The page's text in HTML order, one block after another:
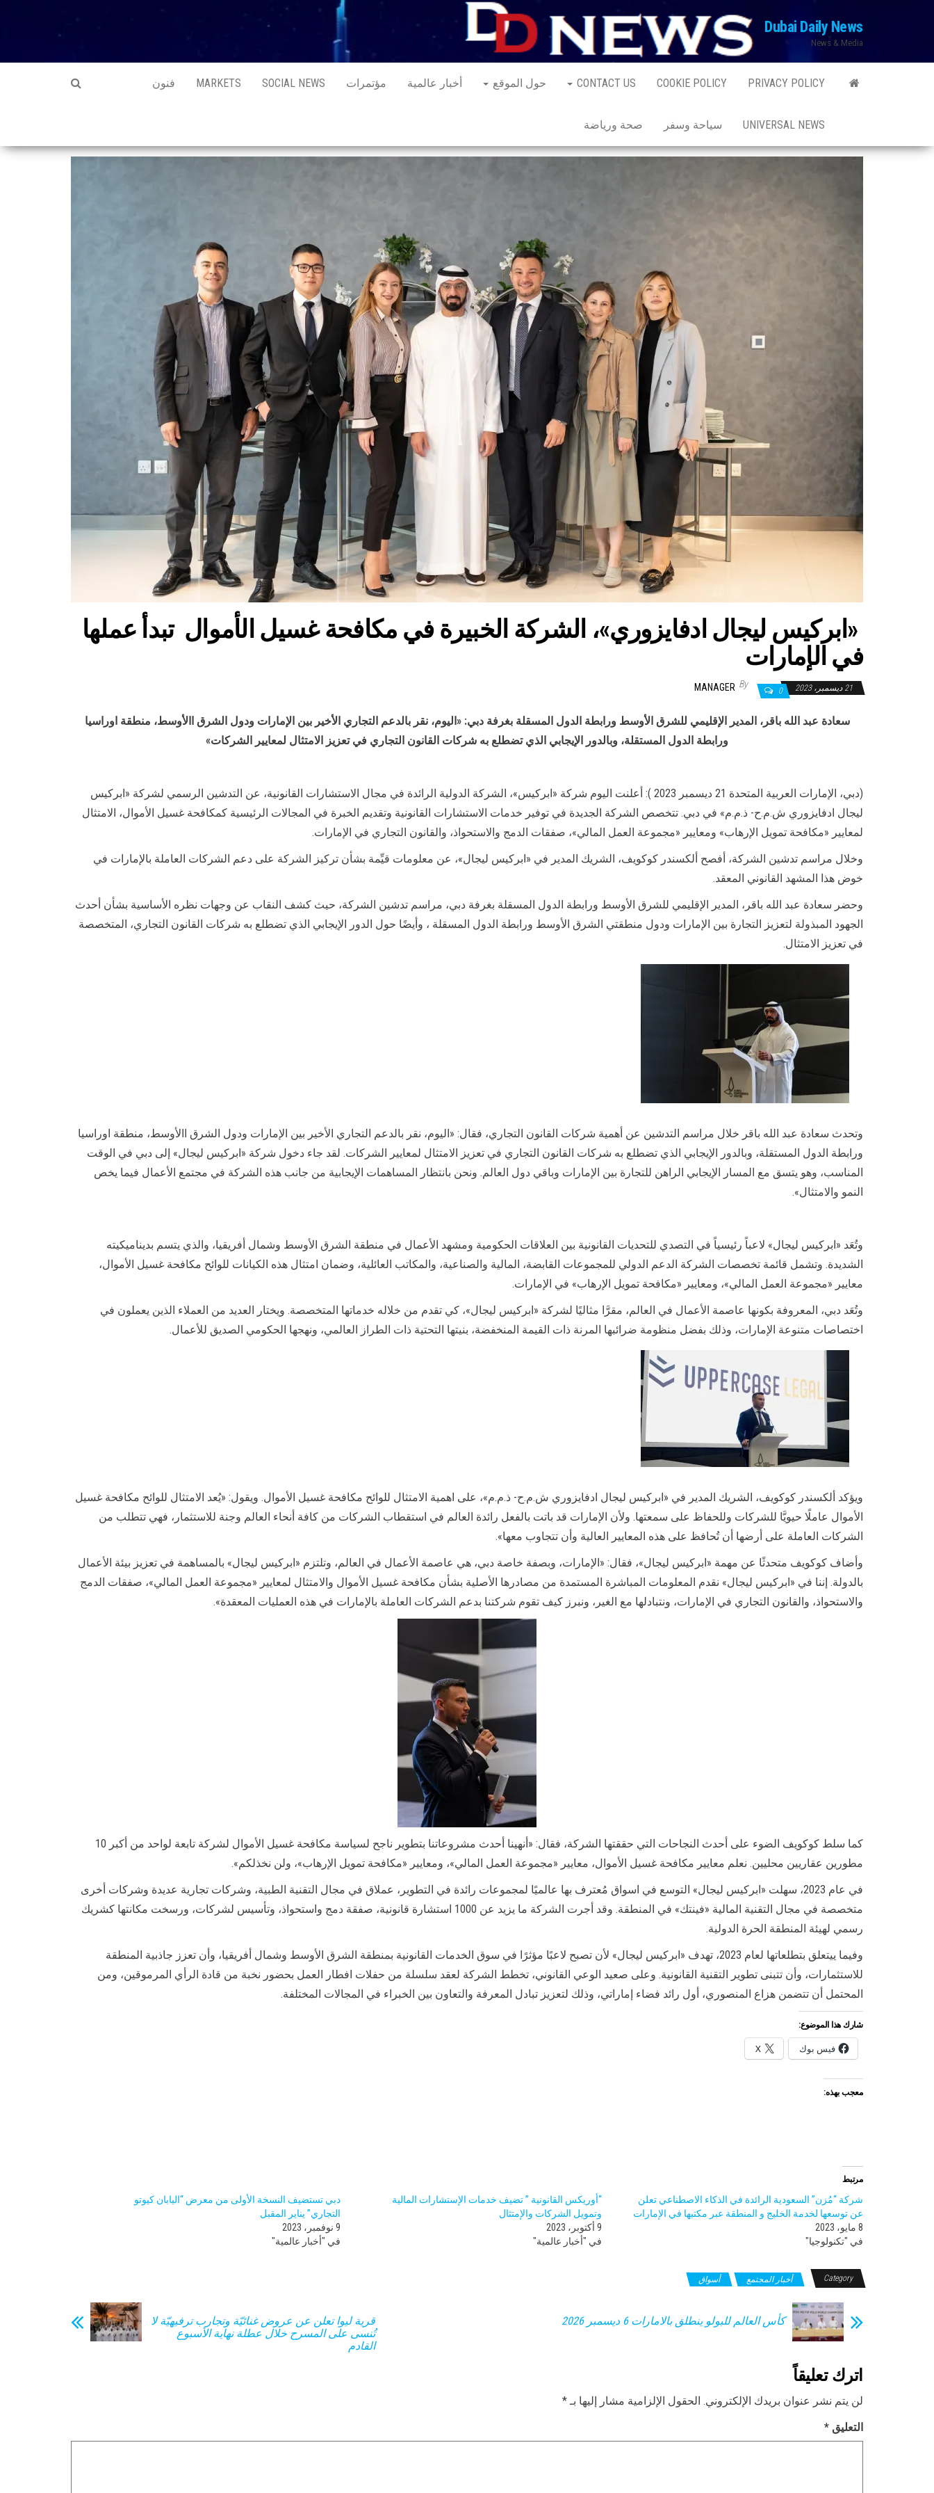
content
Dubai Daily News
News & Media
PRIVACY POLICY
COOKIE POLICY
CONTACT US حول الموقع أخبار عالمية مؤتمرات SOCIAL NEWS
MARKETS فنون
UNIVERSAL NEWS سياحة وسفر صحة ورياضة
«ابركيس ليجال ادفايزوري»، الشركة الخبيرة في مكافحة غسيل الأموال تبدأ عملها
في الإمارات
21 ديسمبر، 2023 0
By
MANAGER
سعادة عبد الله باقر، المدير الإقليمي للشرق الأوسط ورابطة الدول المسقلة بغرفة دبي: «اليوم، نقر بالدعم التجاري الأخير بين الإمارات ودول الشرق االأوسط، منطقة اوراسيا
ورابطة الدول المستقلة، وبالدور الإيجابي الذي تضطلع به شركات القانون التجاري في تعزيز الامتثال لمعايير الشركات»
(دبي، الإمارات العربية المتحدة 21 ديسمبر 2023 ): أعلنت اليوم شركة «ابركيس»، الشركة الدولية الرائدة في مجال الاستشارات القانونية، عن التدشين الرسمي لشركة «ابركيس
ليجال ادفايزوري ش.م.ح- ذ.م.م» في دبي. تتخصص الشركة الجديدة في توفير خدمات الاستشارات القانونية وتقديم الخبرة في المجالات الرئيسية كمكافحة غسيل الأموال، الامتثال
لمعايير «مكافحة تمويل الإرهاب» ومعايير «مجموعة العمل المالي»، صفقات الدمج والاستحواذ، والقانون التجاري في الإمارات.
وخلال مراسم تدشين الشركة، أفصح ألكسندر كوكويف، الشريك المدير في «ابركيس ليجال»، عن معلومات قيِّمة بشأن تركيز الشركة على دعم الشركات العاملة بالإمارات في
خوض هذا المشهد القانوني المعقد.
وحضر سعادة عبد الله باقر، المدير الإقليمي للشرق الأوسط ورابطة الدول المسقلة بغرفة دبي، مراسم تدشين الشركة، حيث كشف النقاب عن وجهات نظره الأساسية بشأن أحدث
الجهود المبذولة لتعزيز التجارة بين الإمارات ودول منطقتي الشرق الأوسط ورابطة الدول المسقلة ، وأيضًا حول الدور الإيجابي الذي تضطلع به شركات القانون التجاري، المتخصصة
في تعزيز الامتثال.
وتحدث سعادة عبد الله باقر خلال مراسم التدشين عن أهمية شركات القانون التجاري، فقال: «اليوم، نقر بالدعم التجاري الأخير بين الإمارات ودول الشرق االأوسط، منطقة اوراسيا
ورابطة الدول المستقلة، وبالدور الإيجابي الذي تضطلع به شركات القانون التجاري في تعزيز الامتثال لمعايير الشركات. لقد جاء دخول شركة «ابركيس ليجال» إلى دبي في الوقت
المناسب، وهو يتسق مع المسار الإيجابي الراهن للتجارة بين الإمارات وباقي دول العالم. ونحن بانتظار المساهمات الإيجابية من جانب هذه الشركة في مجتمع الأعمال فيما يخص
النمو والامتثال».
وتُعَد «ابركيس ليجال» لاعباً رئيسياً في التصدي للتحديات القانونية بين العلاقات الحكومية ومشهد الأعمال في منطقة الشرق الأوسط وشمال أفريقيا، والذي يتسم بديناميكيته
الشديدة. وتشمل قائمة تخصصات الشركة الدعم الدولي للمجموعات القابضة، المالية والصناعية، والمكاتب العائلية، وضمان امتثال هذه الكيانات للوائح مكافحة غسيل الأموال،
معايير «مجموعة العمل المالي»، ومعايير «مكافحة تمويل الإرهاب» في الإمارات.
وتُعَد دبي، المعروفة بكونها عاصمة الأعمال في العالم، مقرَّا مثاليًا لشركة «ابركيس ليجال»، كي تقدم من خلاله خدماتها المتخصصة. ويختار العديد من العملاء الذين يعملون في
اختصاصات متنوعة الإمارات، وذلك بفضل منظومة ضرائبها المرنة ذات القيمة المنخفضة، بنيتها التحتية ذات الطراز العالمي، ونهجها الحكومي الصديق للأعمال.
ويؤكد ألكسندر كوكويف، الشريك المدير في «ابركيس ليجال ادفايزوري ش.م.ح- ذ.م.م»، على اهمية الامتثال للوائح مكافحة غسيل الأموال. ويقول: «يُعد الامتثال للوائح مكافحة غسيل
الأموال عاملًا حيويَّا للشركات وللحفاظ على سمعتها. ولأن الإمارات قد باتت بالفعل رائدة العالم في استقطاب الشركات من كافة أنحاء العالم وجنة للاستثمار، فهي تتطلب من
الشركات العاملة على أرضها أن تُحافظ على هذه المعايير العالية وأن تتجاوب معها».
وأضاف كوكويف متحدثًا عن مهمة «ابركيس ليجال»، فقال: «الإمارات، وبصفة خاصة دبي، هي عاصمة الأعمال في العالم، وتلتزم «ابركيس ليجال» بالمساهمة في تعزيز بيئة الأعمال
بالدولة. إننا في «ابركيس ليجال» نقدم المعلومات المباشرة المستمدة من مصادرها الأصلية بشأن مكافحة غسيل الأموال والامتثال لمعايير «مجموعة العمل المالي»، صفقات الدمج
والاستحواذ، والقانون التجاري في الإمارات، ونتبادلها مع الغير، ونبرز كيف تقوم شركتنا بدعم الشركات العاملة بالإمارات في هذه العمليات المعقدة».
كما سلط كوكويف الضوء على أحدث النجاحات التي حققتها الشركة، فقال: «أنهينا أحدث مشروعاتنا بتطوير ناجح لسياسة مكافحة غسيل الأموال لشركة تابعة لواحد من أكبر 10
مطورين عقاريين محليين. نعلم معايير مكافحة غسيل الأموال، معايير «مجموعة العمل المالي»، ومعايير «مكافحة تمويل الإرهاب»، ولن نخذلكم».
في عام 2023، سهلت «ابركيس ليجال» التوسع في اسواق مُعترف بها عالميًا لمجموعات رائدة في التطوير، عملاق في مجال التقنية الطبية، وشركات تجارية عديدة وشركات أخرى
متخصصة في مجال التقنية المالية «فينتك» في المنطقة. وقد أجرت الشركة ما يزيد عن 1000 استشارة قانونية، صفقة دمج واستحواذ، وتأسيس لشركات، ورسخت مكانتها كشريك
رسمي لهيئة المنطقة الحرة الدولية.
وفيما ييتعلق بتطلعاتها لعام 2023، تهدف «ابركيس ليجال» لأن تصبح لاعبًا مؤثرًا في سوق الخدمات القانونية بمنطقة الشرق الأوسط وشمال أفريقيا، وأن تعزز جاذبية المنطقة
للاستثمارات، وأن تتبنى تطوير التقنية القانونية. وعلى صعيد الوعي القانوني، تخطط الشركة لعقد سلسلة من حفلات افطار العمل بحضور نخبة من قادة الرأي المرموقين، ومن
المحتمل أن تتضمن هزاع المنصوري، أول رائد فضاء إماراتي، وذلك لتعزيز تبادل المعرفة والتعاون بين الخبراء في المجالات المختلفة.
شارك هذا الموضوع:
فيس بوك X
معجب بهذه:
مرتبط
شركة “مُزن” السعودية الرائدة في الذكاء الاصطناعي تعلن
عن توسعها لخدمة الخليج و المنطقة عبر مكتبها في الإمارات
8 مايو، 2023
في "تكنولوجيا"
“أوريكس القانونية ” تضيف خدمات الإستشارات المالية
وتمويل الشركات والإمتثال
9 أكتوبر، 2023
في "أخبار عالمية"
دبي تستضيف النسخة الأولى من معرض “اليابان كيوتو
التجاري” يناير المقبل
9 نوفمبر، 2023
في "أخبار عالمية"
Category أخبار المجتمع أسواق
قرية ليوا تعلن عن عروض غنائيّة وتجارب ترفيهيّة لا
تُنسى على المسرح خلال عطلة نهاية الأسبوع
القادم
كأس العالم للبولو ينطلق بالامارات 6 ديسمبر 2026
اترك تعليقاً
لن يتم نشر عنوان بريدك الإلكتروني. الحقول الإلزامية مشار إليها بـ*
التعليق *